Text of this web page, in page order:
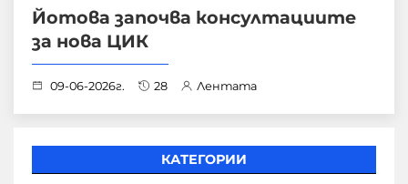
Йотова започва консултациите
за нова ЦИК
09-06-2026г. 28 Лентата
КАТЕГОРИИ